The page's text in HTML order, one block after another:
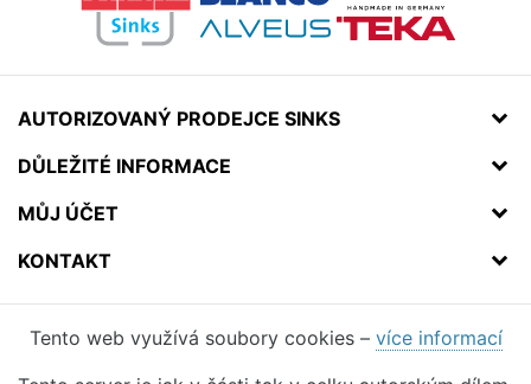
AUTORIZOVANÝ PRODEJCE SINKS
DŮLEŽITÉ INFORMACE
MŮJ ÚČET
KONTAKT
Tento web využívá soubory cookies – více informací